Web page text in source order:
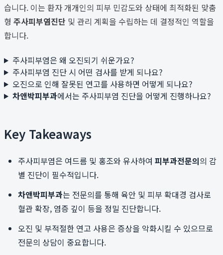
습니다. 이는 환자 개개인의 피부 민감도와 상태에 최적화된 맞춤
형 주사피부염진단 및 관리 계획을 수립하는 데 결정적인 역할을
합니다.
주사피부염은 왜 오진되기 쉬운가요?
주사피부염 진단 시 어떤 검사를 받게 되나요?
오진으로 인해 잘못된 연고를 사용하면 어떻게 되나요?
차앤박피부과에서는 주사피부염 진단을 어떻게 진행하나요?
Key Takeaways
주사피부염은 여드름 및 홍조와 유사하여 피부과전문의의 감
별 진단이 필수적입니다.
차앤박피부과는 전문의를 통해 육안 및 피부 확대경 검사로
혈관 확장, 염증 깊이 등을 정밀 진단합니다.
오진 및 부적절한 연고 사용은 증상을 악화시킬 수 있으므로
전문의 상담이 중요합니다.